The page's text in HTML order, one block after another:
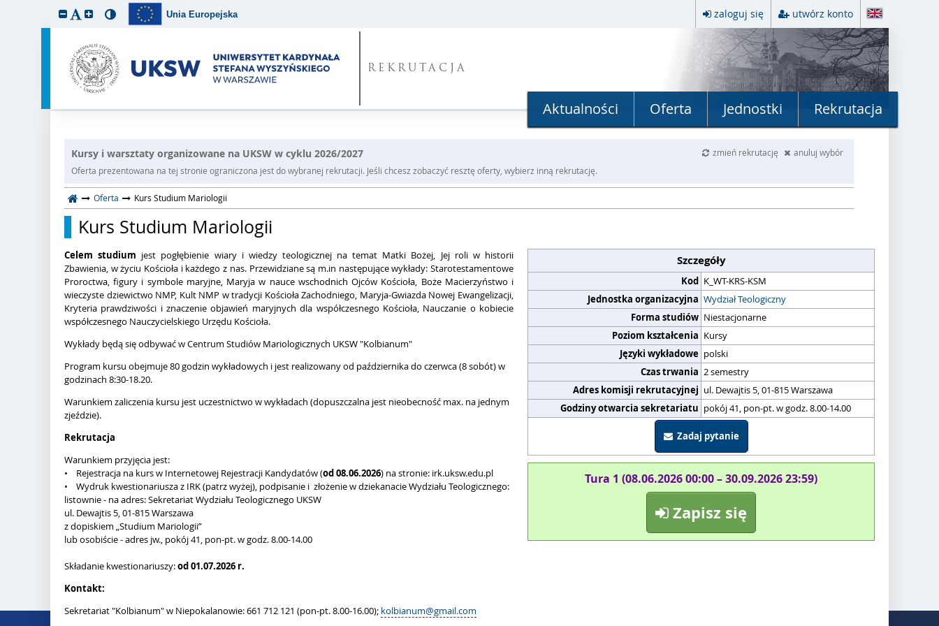
Unia Europejska zaloguj się utwórz konto
REKRUTACJA
Aktualności Oferta Jednostki Rekrutacja
Kursy i warsztaty organizowane na UKSW w cyklu 2026/2027 zmień rekrutację
anuluj wybór
Oferta prezentowana na tej stronie ograniczona jest do wybranej rekrutacji. Jeśli chcesz zobaczyć resztę oferty, wybierz inną rekrutację.
Oferta Kurs Studium Mariologii
Kurs Studium Mariologii
Szczegóły
Kod K_WT-KRS-KSM
Jednostka organizacyjna Wydział Teologiczny
Forma studiów Niestacjonarne
Poziom kształcenia Kursy
Języki wykładowe polski
Czas trwania 2 semestry
Adres komisji rekrutacyjnej ul. Dewajtis 5, 01-815 Warszawa
Godziny otwarcia sekretariatu pokój 41, pon-pt. w godz. 8.00-14.00
Zadaj pytanie
Tura 1 (08.06.2026 00:00 – 30.09.2026 23:59)
Zapisz się
Celem studium jest pogłębienie wiary i wiedzy teologicznej na temat Matki Bożej, Jej roli w historii
Zbawienia, w życiu Kościoła i każdego z nas. Przewidziane są m.in następujące wykłady: Starotestamentowe
Proroctwa, figury i symbole maryjne, Maryja w nauce wschodnich Ojców Kościoła, Boże Macierzyństwo i
wieczyste dziewictwo NMP, Kult NMP w tradycji Kościoła Zachodniego, Maryja-Gwiazda Nowej Ewangelizacji,
Kryteria prawdziwości i znaczenie objawień maryjnych dla współczesnego Kościoła, Nauczanie o kobiecie
współczesnego Nauczycielskiego Urzędu Kościoła.
Wykłady będą się odbywać w Centrum Studiów Mariologicznych UKSW "Kolbianum"
Program kursu obejmuje 80 godzin wykładowych i jest realizowany od października do czerwca (8 sobót) w
godzinach 8:30-18.20.
Warunkiem zaliczenia kursu jest uczestnictwo w wykładach (dopuszczalna jest nieobecność max. na jednym
zjeździe).
Rekrutacja
Warunkiem przyjęcia jest:
• Rejestracja na kurs w Internetowej Rejestracji Kandydatów (od 08.06.2026) na stronie: irk.uksw.edu.pl
• Wydruk kwestionariusza z IRK (patrz wyżej), podpisanie i złożenie w dziekanacie Wydziału Teologicznego:
listownie - na adres: Sekretariat Wydziału Teologicznego UKSW
ul. Dewajtis 5, 01-815 Warszawa
z dopiskiem „Studium Mariologii”
lub osobiście - adres jw., pokój 41, pon-pt. w godz. 8.00-14.00
Składanie kwestionariuszy:od 01.07.2026 r.
Kontakt:
Sekretariat "Kolbianum" w Niepokalanowie: 661 712 121 (pon-pt. 8.00-16.00); kolbianum@gmail.com